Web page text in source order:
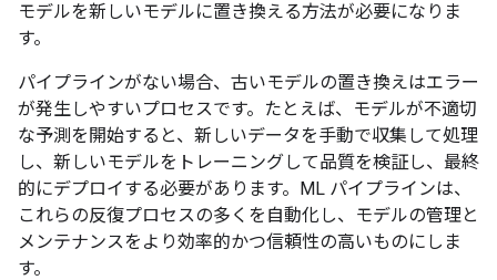
モデルを新しいモデルに置き換える方法が必要になりま
す。
パイプラインがない場合、古いモデルの置き換えはエラー
が発生しやすいプロセスです。たとえば、モデルが不適切
な予測を開始すると、新しいデータを手動で収集して処理
し、新しいモデルをトレーニングして品質を検証し、最終
的にデプロイする必要があります。ML パイプラインは、
これらの反復プロセスの多くを自動化し、モデルの管理と
メンテナンスをより効率的かつ信頼性の高いものにしま
す。